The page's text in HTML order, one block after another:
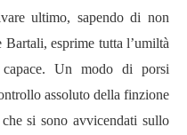
ultimo, sapendo di non
esprime tutta l’umiltà
Un modo di porsi
assoluto della finzione
si sono avvicendati sullo